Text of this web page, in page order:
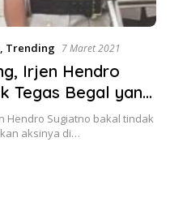
Trending 7 Maret 2021
Irjen Hendro
Tegas Begal yang
Hendro Sugiatno bakal tindak
aksinya di…